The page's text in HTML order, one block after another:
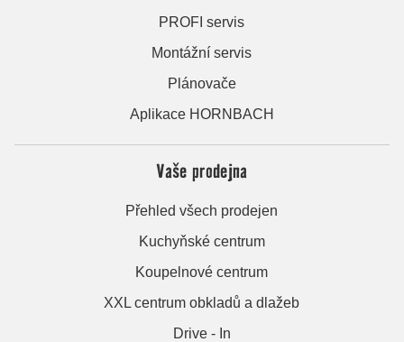
PROFI servis
Montážní servis
Plánovače
Aplikace HORNBACH
Vaše prodejna
Přehled všech prodejen
Kuchyňské centrum
Koupelnové centrum
XXL centrum obkladů a dlažeb
Drive - In